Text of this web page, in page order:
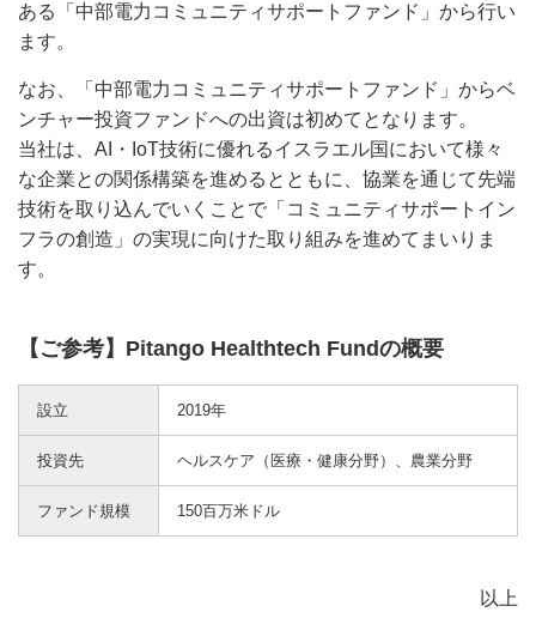
ある「中部電力コミュニティサポートファンド」から行い
ます。
なお、「中部電力コミュニティサポートファンド」からベ
ンチャー投資ファンドへの出資は初めてとなります。
当社は、AI・IoT技術に優れるイスラエル国において様々
な企業との関係構築を進めるとともに、協業を通じて先端
技術を取り込んでいくことで「コミュニティサポートイン
フラの創造」の実現に向けた取り組みを進めてまいりま
す。
【ご参考】Pitango Healthtech Fundの概要
設立 2019年
投資先 ヘルスケア（医療・健康分野）、農業分野
ファンド規模 150百万米ドル
以上